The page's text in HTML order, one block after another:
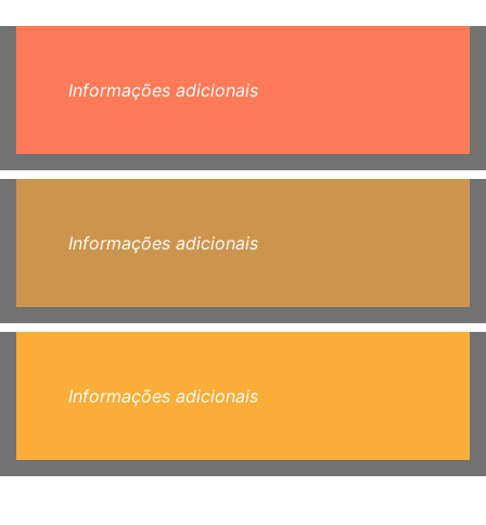
Informações adicionais
Informações adicionais
Informações adicionais